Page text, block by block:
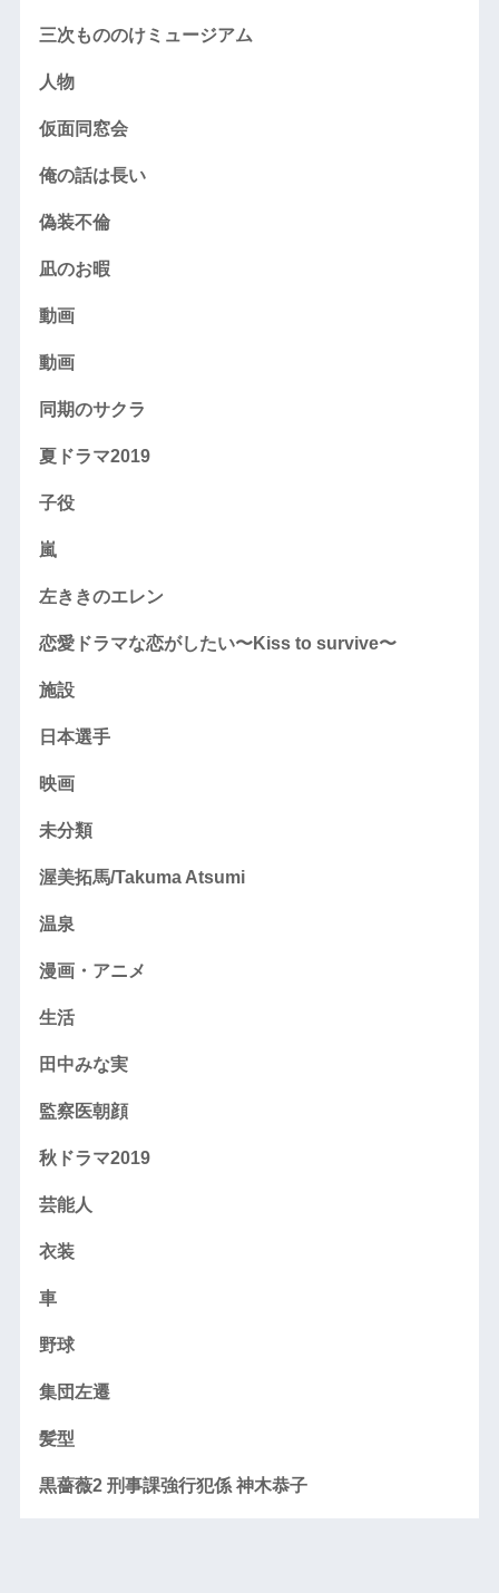
三次もののけミュージアム
人物
仮面同窓会
俺の話は長い
偽装不倫
凪のお暇
動画
動画
同期のサクラ
夏ドラマ2019
子役
嵐
左ききのエレン
恋愛ドラマな恋がしたい〜Kiss to survive〜
施設
日本選手
映画
未分類
渥美拓馬/Takuma Atsumi
温泉
漫画・アニメ
生活
田中みな実
監察医朝顔
秋ドラマ2019
芸能人
衣装
車
野球
集団左遷
髪型
黒薔薇2 刑事課強行犯係 神木恭子